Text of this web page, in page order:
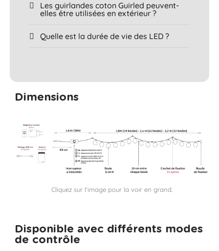
Les guirlandes coton Guirled peuvent-
elles être utilisées en extérieur ?
Quelle est la durée de vie des LED ?
Dimensions
Cliquez sur l'image pour la voir en grand.
Disponible avec différents modes
de contrôle